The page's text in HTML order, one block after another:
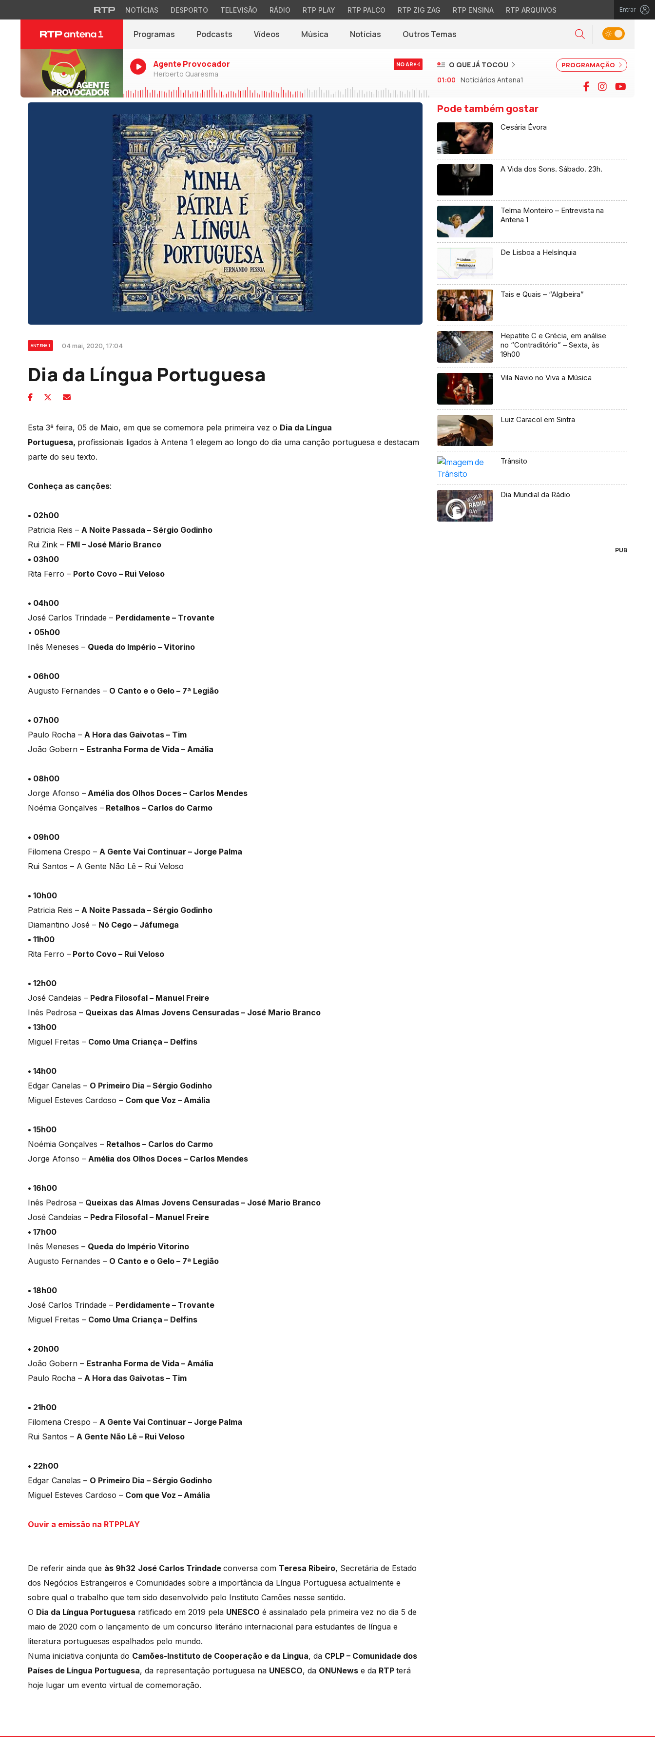
NOTÍCIAS DESPORTO TELEVISÃO RÁDIO RTP PLAY RTP PALCO RTP ZIG ZAG RTP ENSINA RTP ARQUIVOS Entrar
Programas Podcasts Vídeos Música Notícias(abre em nova janela)
Outros Temas Pesquisar
Alternar tema
Agente Provocador
Herberto Quaresma
NO AR PROGRAMAÇÃO
O QUE JÁ TOCOU
01:00 Noticiários Antena1 Facebook
Instagram
ANTENA 1 04 mai, 2020, 17:04
Dia da Língua Portuguesa
Esta 3ª feira, 05 de Maio, em que se comemora pela primeira vez o Dia da Língua
Portuguesa, profissionais ligados à Antena 1 elegem ao longo do dia uma canção portuguesa e destacam
parte do seu texto.
Conheça as canções:
• 02h00
Patricia Reis – A Noite Passada – Sérgio Godinho
Rui Zink – FMI – José Mário Branco
• 03h00
Rita Ferro – Porto Covo – Rui Veloso
• 04h00
José Carlos Trindade – Perdidamente – Trovante
• 05h00
Inês Meneses – Queda do Império – Vitorino
• 06h00
Augusto Fernandes – O Canto e o Gelo – 7ª Legião
• 07h00
Paulo Rocha – A Hora das Gaivotas – Tim
João Gobern – Estranha Forma de Vida – Amália
• 08h00
Jorge Afonso – Amélia dos Olhos Doces – Carlos Mendes
Noémia Gonçalves – Retalhos – Carlos do Carmo
• 09h00
Filomena Crespo – A Gente Vai Continuar – Jorge Palma
Rui Santos – A Gente Não Lê – Rui Veloso
• 10h00
Patricia Reis – A Noite Passada – Sérgio Godinho
Diamantino José – Nó Cego – Jáfumega
• 11h00
Rita Ferro – Porto Covo – Rui Veloso
• 12h00
José Candeias – Pedra Filosofal – Manuel Freire
Inês Pedrosa – Queixas das Almas Jovens Censuradas – José Mario Branco
• 13h00
Miguel Freitas – Como Uma Criança – Delfins
• 14h00
Edgar Canelas – O Primeiro Dia – Sérgio Godinho
Miguel Esteves Cardoso – Com que Voz – Amália
• 15h00
Noémia Gonçalves – Retalhos – Carlos do Carmo
Jorge Afonso – Amélia dos Olhos Doces – Carlos Mendes
• 16h00
Inês Pedrosa – Queixas das Almas Jovens Censuradas – José Mario Branco
José Candeias – Pedra Filosofal – Manuel Freire
• 17h00
Inês Meneses – Queda do Império Vitorino
Augusto Fernandes – O Canto e o Gelo – 7ª Legião
• 18h00
José Carlos Trindade – Perdidamente – Trovante
Miguel Freitas – Como Uma Criança – Delfins
• 20h00
João Gobern – Estranha Forma de Vida – Amália
Paulo Rocha – A Hora das Gaivotas – Tim
• 21h00
Filomena Crespo – A Gente Vai Continuar – Jorge Palma
Rui Santos – A Gente Não Lê – Rui Veloso
• 22h00
Edgar Canelas – O Primeiro Dia – Sérgio Godinho
Miguel Esteves Cardoso – Com que Voz – Amália
Ouvir a emissão na RTPPLAY
De referir ainda que às 9h32 José Carlos Trindade conversa com Teresa Ribeiro, Secretária de Estado
dos Negócios Estrangeiros e Comunidades sobre a importância da Língua Portuguesa actualmente e
sobre qual o trabalho que tem sido desenvolvido pelo Instituto Camões nesse sentido.
O Dia da Língua Portuguesa ratificado em 2019 pela UNESCO é assinalado pela primeira vez no dia 5 de
maio de 2020 com o lançamento de um concurso literário internacional para estudantes de língua e
literatura portuguesas espalhados pelo mundo.
Numa iniciativa conjunta do Camões-Instituto de Cooperação e da Lingua, da CPLP – Comunidade dos
Países de Língua Portuguesa, da representação portuguesa na UNESCO, da ONUNews e da RTP terá
hoje lugar um evento virtual de comemoração.
Pode também gostar
Cesária Évora
A Vida dos Sons. Sábado. 23h.
Telma Monteiro – Entrevista na
Antena 1
De Lisboa a Helsínquia
Tais e Quais – “Algibeira”
Hepatite C e Grécia, em análise
no “Contraditório” – Sexta, às
19h00
Vila Navio no Viva a Música
Luiz Caracol em Sintra
Trânsito
Dia Mundial da Rádio
PUB